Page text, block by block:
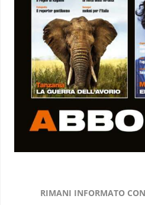
RIMANI INFORMATO